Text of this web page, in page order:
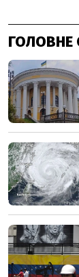
ГОЛОВНЕ